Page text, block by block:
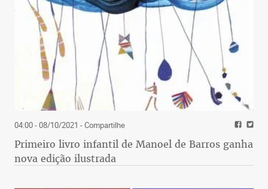
04:00 - 08/10/2021 - Compartilhe
Primeiro livro infantil de Manoel de Barros ganha
nova edição ilustrada